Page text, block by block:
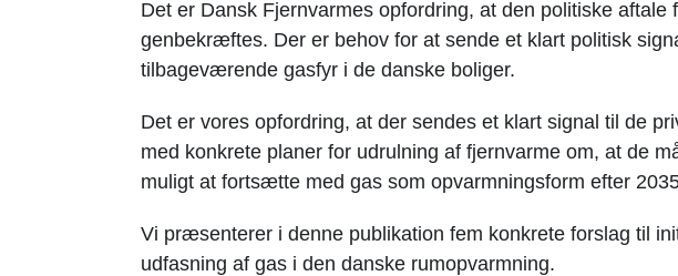
Det er Dansk Fjernvarmes opfordring, at den politiske aftale
genbekræftes. Der er behov for at sende et klart politisk
tilbageværende gasfyr i de danske boliger.
Det er vores opfordring, at der sendes et klart signal til de
med konkrete planer for udrul­ning af fjernvarme om, at de
muligt at fortsætte med gas som opvarmningsform efter
Vi præsenterer i denne publikation fem konkrete forslag til
udfasning af gas i den danske rumopvarmning.